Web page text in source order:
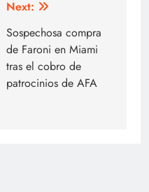
Next:
Sospechosa compra
de Faroni en Miami
tras el cobro de
patrocinios de AFA